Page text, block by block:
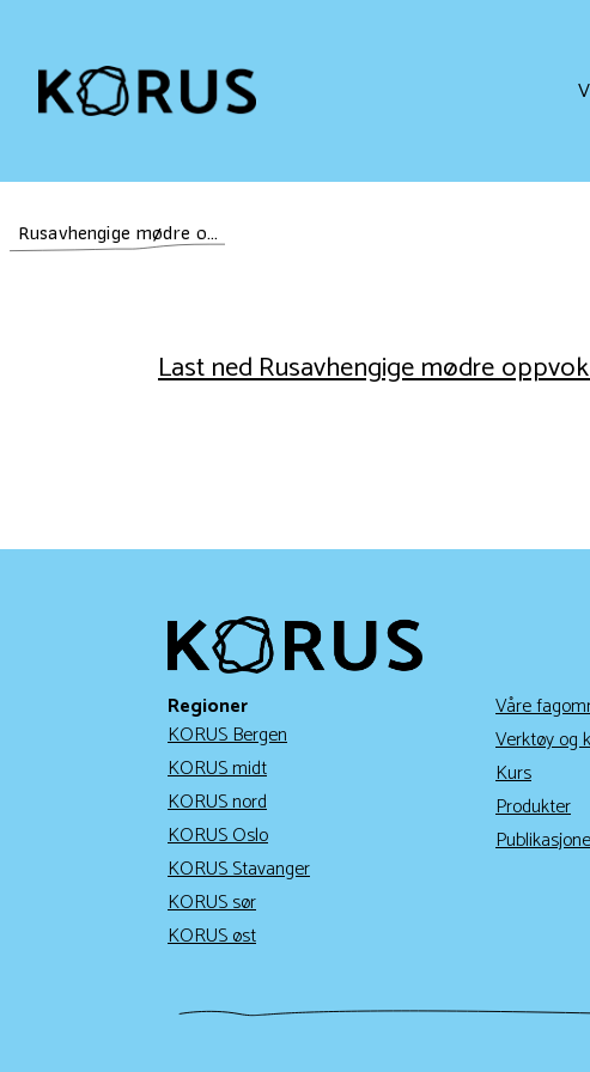
Rusavhengige mødre oppvokst i familier med rusproblemer - doktorgrad
Last ned Rusavhengige mødre
Regioner
KORUS Bergen
KORUS midt
KORUS nord
KORUS Oslo
KORUS Stavanger
KORUS sør
KORUS øst
Våre
Verktøy og
Kurs
Produkter